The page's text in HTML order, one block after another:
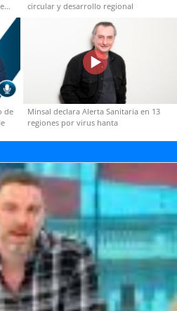
circular y desarrollo regional
de
Minsal declara Alerta Sanitaria en 13
regiones por virus hanta